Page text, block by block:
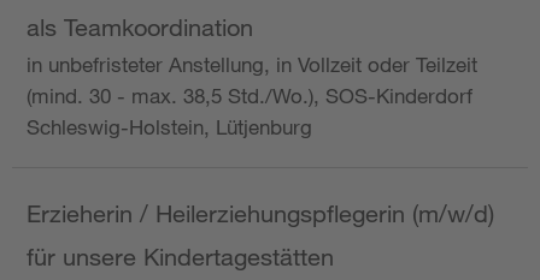
als Teamkoordination
in unbefristeter Anstellung, in Vollzeit oder Teilzeit
(mind. 30 - max. 38,5 Std./Wo.), SOS-Kinderdorf
Schleswig-Holstein, Lütjenburg
Erzieherin / Heilerziehungspflegerin (m/w/d)
für unsere Kindertagestätten